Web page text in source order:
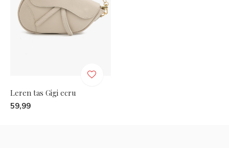
Leren tas Gigi ecru
59,99